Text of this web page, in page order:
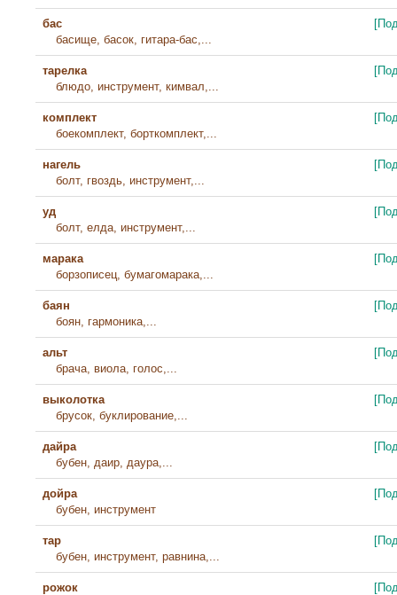
бас
басище, басок, гитара-бас,...
тарелка
блюдо, инструмент, кимвал,...
комплект
боекомплект, борткомплект,...
нагель
болт, гвоздь, инструмент,...
уд
болт, елда, инструмент,...
марака
борзописец, бумагомарака,...
баян
боян, гармоника,...
альт
брача, виола, голос,...
выколотка
брусок, буклирование,...
дайра
бубен, даир, даура,...
дойра
бубен, инструмент
тар
бубен, инструмент, равнина,...
рожок